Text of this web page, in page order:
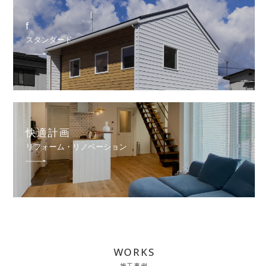
f
スタンダード
快適計画
リフォーム・リノベーション
WORKS